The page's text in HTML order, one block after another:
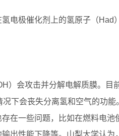
电极催化剂上的氢原子（Had
）会攻击并分解电解质膜。目
下会丧失分离氢和空气的功能
在一些问题，比如在燃料电池
出性能下降等。山梨大学认为